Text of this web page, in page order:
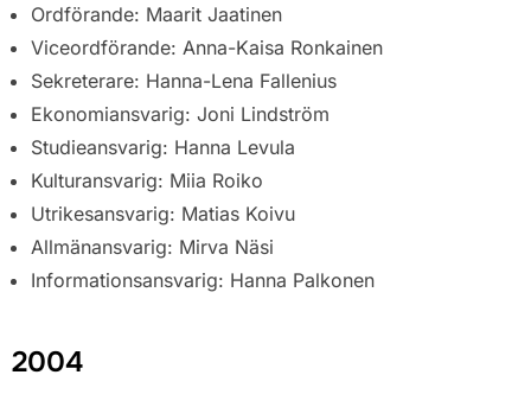
Ordförande: Maarit Jaatinen
Viceordförande: Anna-Kaisa Ronkainen
Sekreterare: Hanna-Lena Fallenius
Ekonomiansvarig: Joni Lindström
Studieansvarig: Hanna Levula
Kulturansvarig: Miia Roiko
Utrikesansvarig: Matias Koivu
Allmänansvarig: Mirva Näsi
Informationsansvarig: Hanna Palkonen
2004